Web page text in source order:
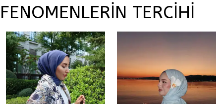
FENOMENLERİN TERCİHİ